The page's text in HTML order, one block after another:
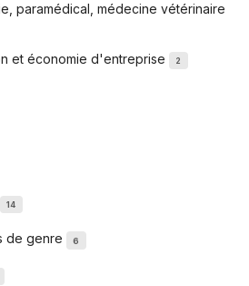
paramédical, médecine vétérinaire
et économie d'entreprise 2
14
de genre 6